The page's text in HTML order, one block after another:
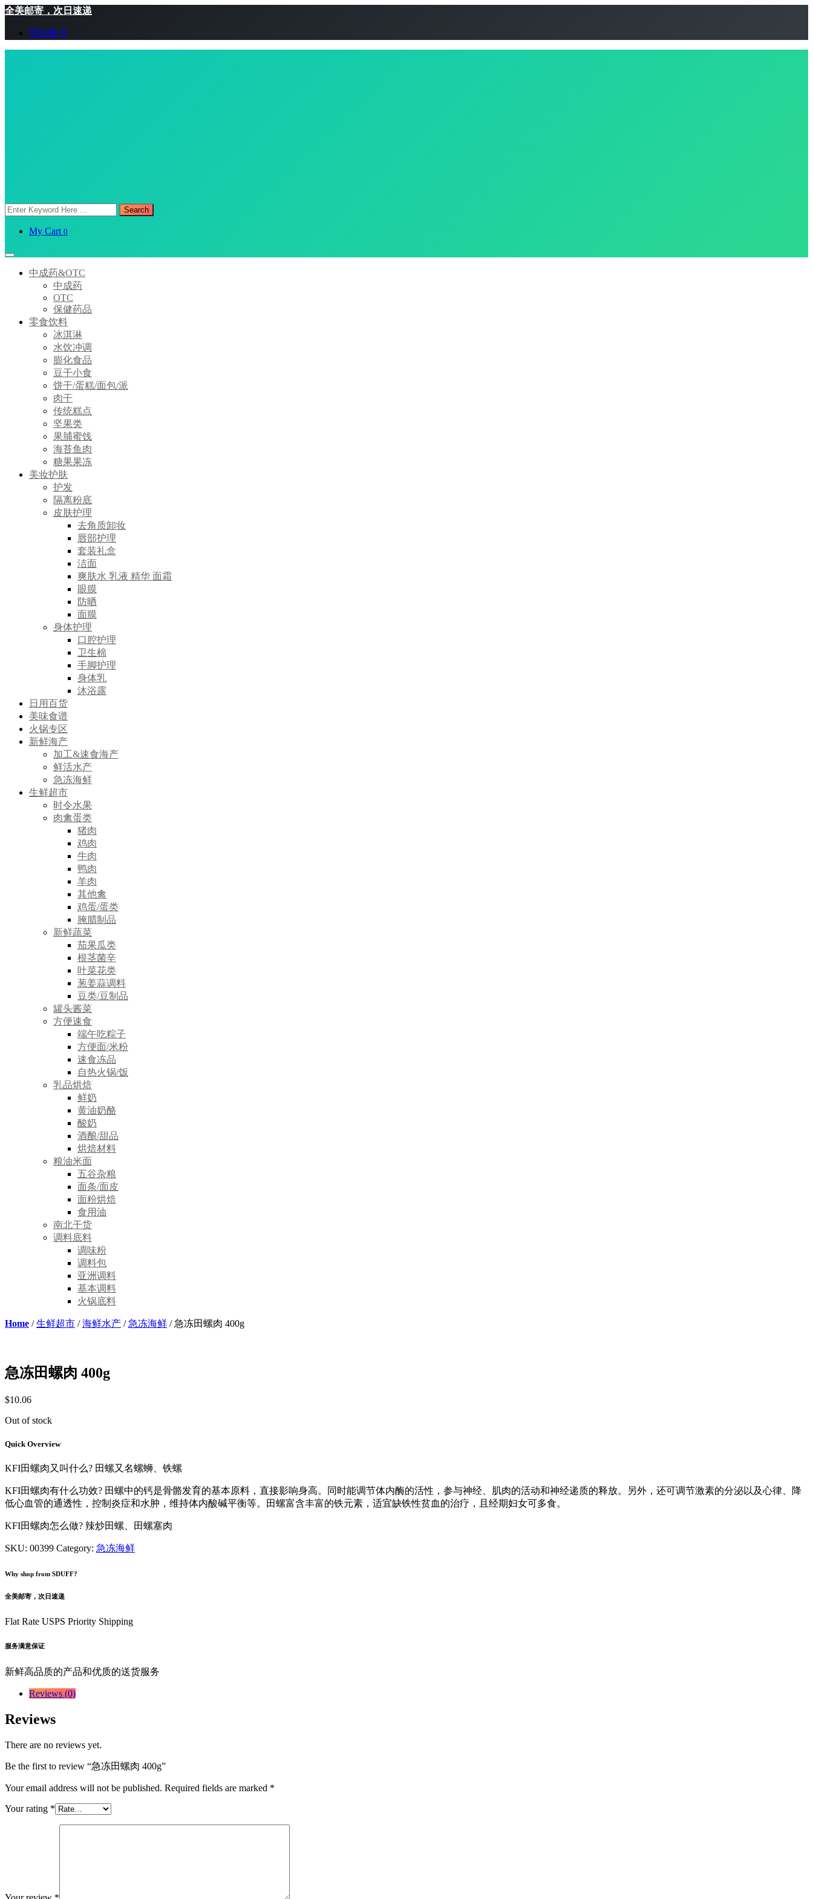
全美邮寄，次日速递
我的帐号
Search
My Cart 0
中成药&OTC
中成药
OTC
保健药品
零食饮料
冰淇淋
水饮冲调
膨化食品
豆干小食
饼干/蛋糕/面包/派
肉干
传统糕点
坚果类
果脯蜜饯
海苔鱼肉
糖果果冻
美妆护肤
护发
隔离粉底
皮肤护理
去角质卸妆
唇部护理
套装礼盒
洁面
爽肤水 乳液 精华 面霜
眼膜
防晒
面膜
身体护理
口腔护理
卫生棉
手脚护理
身体乳
沐浴露
日用百货
美味食谱
火锅专区
新鲜海产
加工&速食海产
鲜活水产
急冻海鲜
生鲜超市
时令水果
肉禽蛋类
猪肉
鸡肉
牛肉
鸭肉
羊肉
其他禽
鸡蛋/蛋类
腌腊制品
新鲜蔬菜
茄果瓜类
根茎菌辛
叶菜花类
葱姜蒜调料
豆类/豆制品
罐头酱菜
方便速食
端午吃粽子
方便面/米粉
速食冻品
自热火锅/饭
乳品烘焙
鲜奶
黄油奶酪
酸奶
酒酿/甜品
烘焙材料
粮油米面
五谷杂粮
面条/面皮
面粉烘焙
食用油
南北干货
调料底料
调味粉
调料包
亚洲调料
基本调料
火锅底料
Home /生鲜超市 /海鲜水产 / 急冻海鲜 / 急冻田螺肉 400g
急冻田螺肉 400g
$10.06
Out of stock
Quick Overview
KFI田螺肉又叫什么? 田螺又名螺蛳、铁螺
KFI田螺肉有什么功效? 田螺中的钙是骨骼发育的基本原料，直接影响身高。同时能调节体内酶的活性，参与神经、肌肉的活动和神经递质的释放。另外，还可调节激素的分泌以及心律、降
低心血管的通透性，控制炎症和水肿，维持体内酸碱平衡等。田螺富含丰富的铁元素，适宜缺铁性贫血的治疗，且经期妇女可多食。
KFI田螺肉怎么做? 辣炒田螺、田螺塞肉
SKU: 00399 Category: 急冻海鲜
Why shop from SDUFF?
全美邮寄，次日速递
Flat Rate USPS Priority Shipping
服务满意保证
新鲜高品质的产品和优质的送货服务
Reviews (0)
Reviews
There are no reviews yet.
Be the first to review “急冻田螺肉 400g”
Your email address will not be published. Required fields are marked *
Your rating *